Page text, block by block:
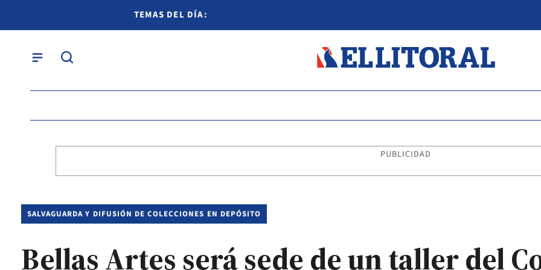
TEMAS DEL DÍA:
PUBLICIDAD
SALVAGUARDA Y DIFUSIÓN DE COLECCIONES EN DEPÓSITO
Bellas Artes será sede de un taller del